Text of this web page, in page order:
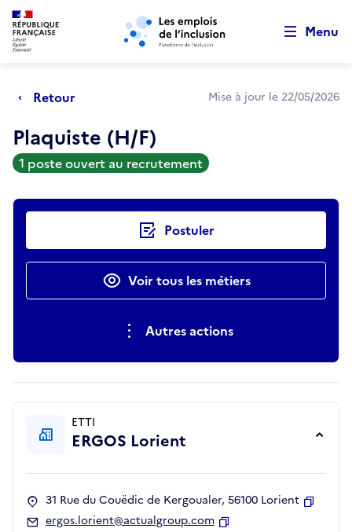
Aller au menu principal Aller au contenu principal
Menu
Retour Mise à jour le 22/05/2026
Plaquiste (H/F)
1 poste ouvert au recrutement
Actions rapides Postuler
Voir tous les métiers
Autres actions
ETTI
ERGOS Lorient
31 Rue du Couëdic de Kergoualer, 56100 Lorient
ergos.lorient@actualgroup.com
Retour au début de la page
Panneau de gestion des cookies